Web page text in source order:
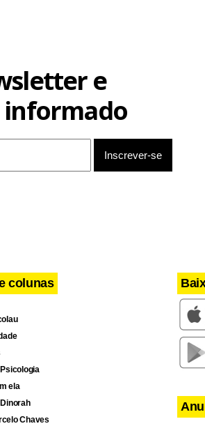
trabalhava como vigilante. Foi
e, pouco a pouco, deixou de
e
informado
colunas
ela
Chaves